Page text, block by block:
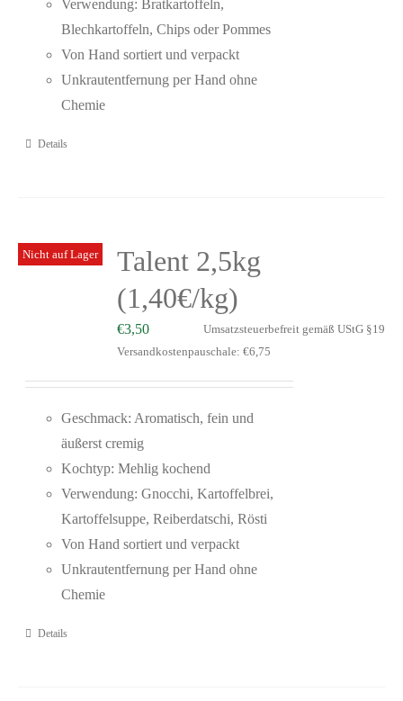
Verwendung: Bratkartoffeln,
Blechkartoffeln, Chips oder Pommes
Von Hand sortiert und verpackt
Unkrautentfernung per Hand ohne
Chemie
Details
Nicht auf Lager
Talent 2,5kg
(1,40€/kg)
€3,50
Umsatzsteuerbefreit gemäß UStG §19
Versandkostenpauschale: €6,75
Geschmack: Aromatisch, fein und
äußerst cremig
Kochtyp: Mehlig kochend
Verwendung: Gnocchi, Kartoffelbrei,
Kartoffelsuppe,Reiberdatschi, Rösti
Von Hand sortiert und verpackt
Unkrautentfernung per Hand ohne
Chemie
Details